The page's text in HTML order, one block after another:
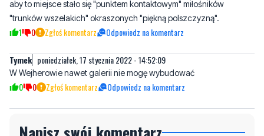
Tymek poniedziałek, 17 stycznia 2022 - 14:52:09
W Wejherowie nawet galerii nie mogę wybudować
Napisz swój komentarz
komentarze! Jeśli widzisz niestosowny wpis -